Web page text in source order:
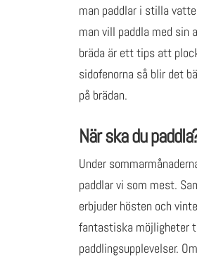
man paddlar i stilla
man vill paddla med sin
bräda är ett tips att
sidofenorna så blir det
på brädan.
När ska du
Under
paddlar vi som mest.
erbjuder hösten och
fantastiska möjligheter
paddlingsupplevelser.